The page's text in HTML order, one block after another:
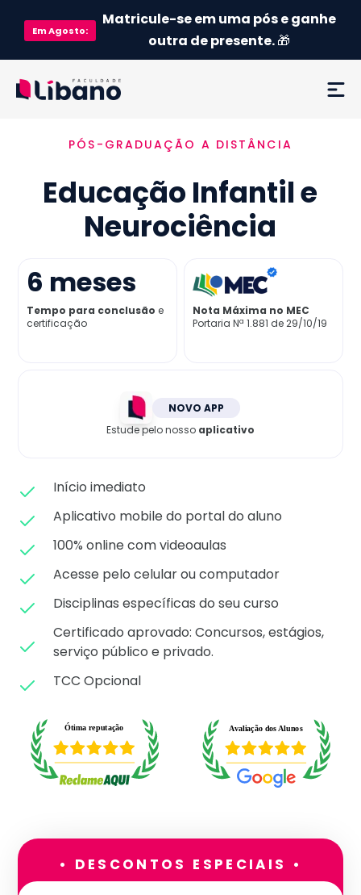
EmAgosto:
Matricule-se em uma pós e ganhe
outra de presente.🎁
Ementa
Como funciona
Credenciamento MEC
Preço
Já sou aluno
PÓS-GRADUAÇÃO A DISTÂNCIA
Educação Infantil e
Neurociência
6 meses
Tempo para conclusão e
certificação
Nota Máxima no MEC
Portaria Nª 1.881 de 29/10/19
NOVO APP
Estude pelo nosso aplicativo
Início imediato
Aplicativo mobile do portal do aluno
100% online com videoaulas
Acesse pelo celular ou computador
Disciplinas específicas do seu curso
Certificado aprovado: Concursos, estágios,
serviço público e privado.
TCC Opcional
• DESCONTOS ESPECIAIS •